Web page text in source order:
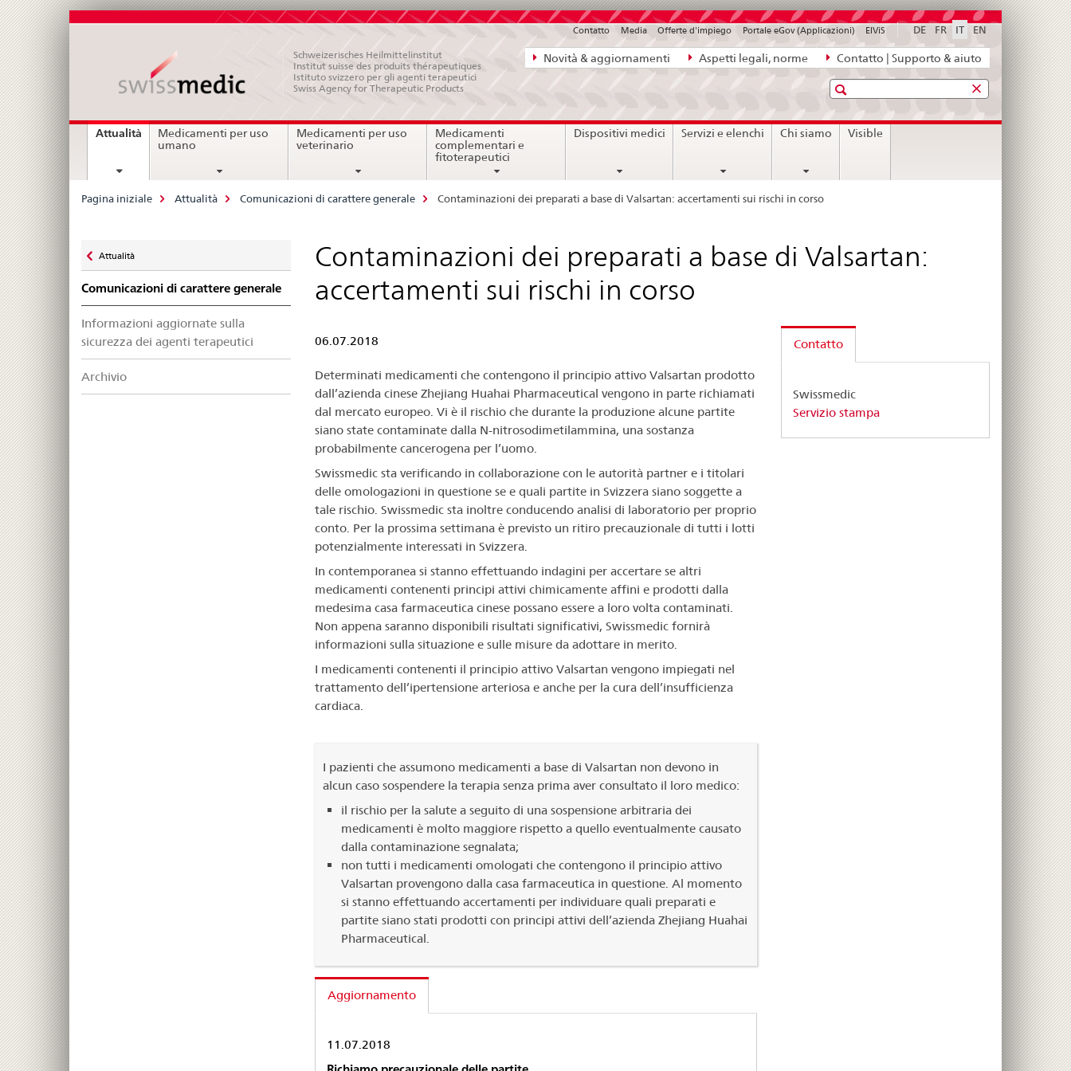
Navigazione
diretta:
aspetti
Novità & aggiornamenti Aspetti legali, norme Contatto | Supporto & aiuto
DE FR IT EN
Contatto Media Offerte d'impiego Portale eGov (Applicazioni) ElViS
Schweizerisches Heilmittelinstitut
Institut suisse des produits thérapeutiques
Istituto svizzero per gli agenti terapeutici
Swiss Agency for Therapeutic Products
Ricerca
Navigation
Attualità current
page
Medicamenti per uso
umano
Medicamenti per uso
veterinario
Medicamenti
complementari e
fitoterapeutici
Dispositivi medici Servizi e elenchi Chi siamo Visible
Breadcrumb
Pagina iniziale Attualità Comunicazioni di carattere generale Contaminazioni dei preparati a base di Valsartan: accertamenti sui rischi in corso
zu
Attualità
Comunicazioni di carattere generale
Informazioni aggiornate sulla
sicurezza dei agenti terapeutici
Archivio
Contaminazioni dei preparati a base di Valsartan:
accertamenti sui rischi in corso
06.07.2018
Determinati medicamenti che contengono il principio attivo Valsartan prodotto
dall’azienda cinese Zhejiang Huahai Pharmaceutical vengono in parte richiamati
dal mercato europeo. Vi è il rischio che durante la produzione alcune partite
siano state contaminate dalla N-nitrosodimetilammina, una sostanza
probabilmente cancerogena per l’uomo.
Swissmedic sta verificando in collaborazione con le autorità partner e i titolari
delle omologazioni in questione se e quali partite in Svizzera siano soggette a
tale rischio. Swissmedic sta inoltre conducendo analisi di laboratorio per proprio
conto. Per la prossima settimana è previsto un ritiro precauzionale di tutti i lotti
potenzialmente interessati in Svizzera.
In contemporanea si stanno effettuando indagini per accertare se altri
medicamenti contenenti principi attivi chimicamente affini e prodotti dalla
medesima casa farmaceutica cinese possano essere a loro volta contaminati.
Non appena saranno disponibili risultati significativi, Swissmedic fornirà
informazioni sulla situazione e sulle misure da adottare in merito.
I medicamenti contenenti il principio attivo Valsartan vengono impiegati nel
trattamento dell’ipertensione arteriosa e anche per la cura dell’insufficienza
cardiaca.
I pazienti che assumono medicamenti a base di Valsartan non devono in
alcun caso sospendere la terapia senza prima aver consultato il loro medico:
il rischio per la salute a seguito di una sospensione arbitraria dei
medicamenti è molto maggiore rispetto a quello eventualmente causato
dalla contaminazione segnalata;
non tutti i medicamenti omologati che contengono il principio attivo
Valsartan provengono dalla casa farmaceutica in questione. Al momento
si stanno effettuando accertamenti per individuare quali preparati e
partite siano stati prodotti con principi attivi dell’azienda Zhejiang Huahai
Pharmaceutical.
Aggiornamento
11.07.2018
Contatto
Swissmedic
Servizio stampa